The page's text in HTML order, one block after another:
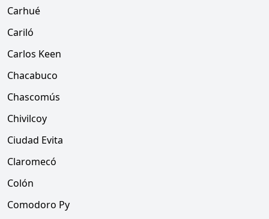
Carhué
Cariló
Carlos Keen
Chacabuco
Chascomús
Chivilcoy
Ciudad Evita
Claromecó
Colón
Comodoro Py